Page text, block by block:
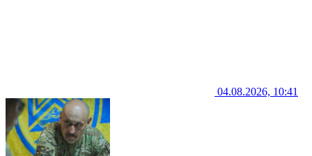
04.08.2026, 10:41